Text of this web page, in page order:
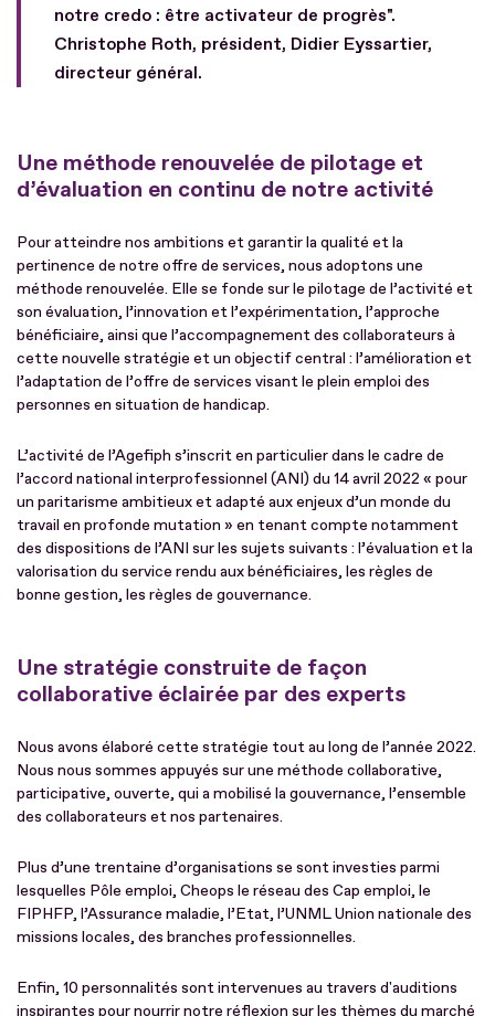
notre credo : être activateur de progrès".
Christophe Roth, président, Didier Eyssartier,
directeur général.
Une méthode renouvelée de pilotage et
d’évaluation en continu de notre activité
Pour atteindre nos ambitions et garantir la qualité et la
pertinence de notre offre de services, nous adoptons une
méthode renouvelée. Elle se fonde sur le pilotage de l’activité et
son évaluation, l’innovation et l’expérimentation, l’approche
bénéficiaire, ainsi que l’accompagnement des collaborateurs à
cette nouvelle stratégie et un objectif central : l’amélioration et
l’adaptation de l’offre de services visant le plein emploi des
personnes en situation de handicap.
L’activité de l’Agefiph s’inscrit en particulier dans le cadre de
l’accord national interprofessionnel (ANI) du 14 avril 2022 « pour
un paritarisme ambitieux et adapté aux enjeux d’un monde du
travail en profonde mutation » en tenant compte notamment
des dispositions de l’ANI sur les sujets suivants : l’évaluation et la
valorisation du service rendu aux bénéficiaires, les règles de
bonne gestion, les règles de gouvernance.
Une stratégie construite de façon
collaborative éclairée par des experts
Nous avons élaboré cette stratégie tout au long de l’année 2022.
Nous nous sommes appuyés sur une méthode collaborative,
participative, ouverte, qui a mobilisé la gouvernance, l’ensemble
des collaborateurs et nos partenaires.
Plus d’une trentaine d’organisations se sont investies parmi
lesquelles Pôle emploi, Cheops le réseau des Cap emploi, le
FIPHFP, l’Assurance maladie, l’Etat, l’UNML Union nationale des
missions locales, des branches professionnelles.
Enfin, 10 personnalités sont intervenues au travers d'auditions
inspirantes pour nourrir notre réflexion sur les thèmes du marché